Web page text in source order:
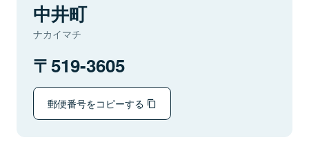
中井町
ナカイマチ
519-3605
郵便番号をコピーする